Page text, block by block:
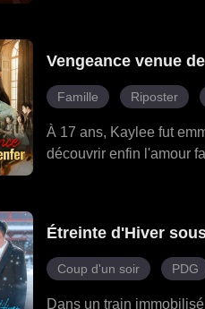
parrain des bas-fonds,
à un, ses ennemis
s'était moqué de lui.
Vengeance venue
Famille Riposter
À 17 ans, Kaylee fut
découvrir enfin l'amour
3 années de souffrance,
elle apprit qu'elle était
famille, décidée à
Étreinte d'Hiver
Coup d'un soir PDG
Dans un train